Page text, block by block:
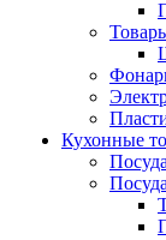
Кухонные
Посуда